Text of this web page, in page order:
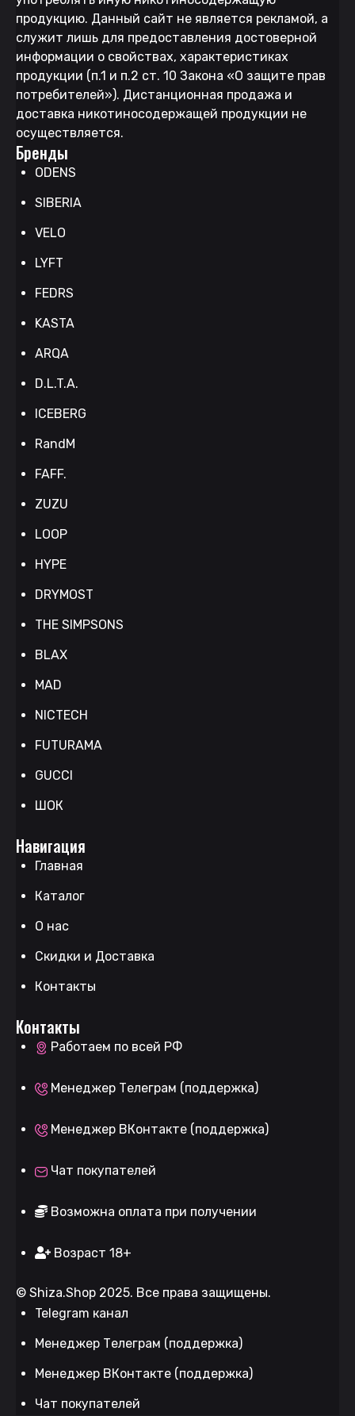
продукцию. Данный сайт не является рекламой, а
служит лишь для предоставления достоверной
информации о свойствах, характеристиках
продукции (п.1 и п.2 ст. 10 Закона «О защите прав
потребителей»). Дистанционная продажа и
доставка никотиносодержащей продукции не
осуществляется.
Бренды
ODENS
SIBERIA
VELO
LYFT
FEDRS
KASTA
ARQA
D.L.T.A.
ICEBERG
RandM
FAFF.
ZUZU
LOOP
HYPE
DRYMOST
THE SIMPSONS
BLAX
MAD
NICTECH
FUTURAMA
GUCCI
ШОК
Навигация
Главная
Каталог
О нас
Скидки и Доставка
Контакты
Контакты
Работаем по всей РФ
Менеджер Телеграм (поддержка)
Менеджер ВКонтакте (поддержка)
Чат покупателей
Возможна оплата при получении
Возраст 18+
© Shiza.Shop 2025. Все права защищены.
Telegram канал
Менеджер Телеграм (поддержка)
Менеджер ВКонтакте (поддержка)
Чат покупателей